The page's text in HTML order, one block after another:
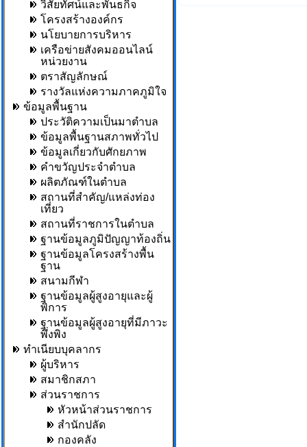
วิสัยทัศน์และพันธกิจ
โครงสร้างองค์กร
นโยบายการบริหาร
เครือข่ายสังคมออนไลน์
หน่วยงาน
ตราสัญลักษณ์
รางวัลแห่งความภาคภูมิใจ
ข้อมูลพื้นฐาน
ประวัติความเป็นมาตำบล
ข้อมูลพื้นฐานสภาพทั่วไป
ข้อมูลเกี่ยวกับศักยภาพ
คำขวัญประจำตำบล
ผลิตภัณฑ์ในตำบล
สถานที่สำคัญ/แหล่งท่อง
เที่ยว
สถานที่ราชการในตำบล
ฐานข้อมูลภูมิปัญญาท้องถิ่น
ฐานข้อมูลโครงสร้างพื้น
ฐาน
สนามกีฬา
ฐานข้อมูลผู้สูงอายุและผู้
พิการ
ฐานข้อมูลผู้สูงอายุที่มีภาวะ
พึ่งพิง
ทำเนียบบุคลากร
ผู้บริหาร
สมาชิกสภา
ส่วนราชการ
หัวหน้าส่วนราชการ
สำนักปลัด
กองคลัง